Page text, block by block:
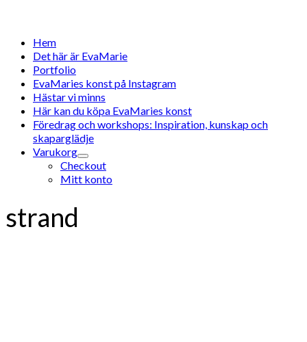
Hem
Det här är EvaMarie
Portfolio
EvaMaries konst på Instagram
Hästar vi minns
Här kan du köpa EvaMaries konst
Föredrag och workshops: Inspiration, kunskap och
skaparglädje
Varukorg
Checkout
Mitt konto
strand